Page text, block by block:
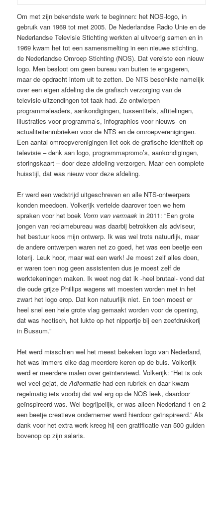
Om met zijn bekendste werk te beginnen: het NOS-logo, in
gebruik van 1969 tot met 2005. De Nederlandse Radio Unie en de
Nederlandse Televisie Stichting werkten al uitvoerig samen en in
1969 kwam het tot een samensmelting in een nieuwe stichting,
de Nederlandse Omroep Stichting (NOS). Dat vereiste een nieuw
logo. Men besloot om geen bureau van buiten te engageren,
maar de opdracht intern uit te zetten. De NTS beschikte namelijk
over een eigen afdeling die de grafisch verzorging van de
televisie-uitzendingen tot taak had. Ze ontwierpen
programmaleaders, aankondigingen, tussentitels, aftitelingen,
illustraties voor programma’s, infographics voor nieuws- en
actualiteitenrubrieken voor de NTS en de omroepverenigingen.
Een aantal omroepverenigingen liet ook de grafische identiteit op
televisie – denk aan logo, programmapromo’s, aankondigingen,
storingskaart – door deze afdeling verzorgen. Maar een complete
huisstijl, dat was nieuw voor deze afdeling.
Er werd een wedstrijd uitgeschreven en alle NTS-ontwerpers
konden meedoen. Volkerijk vertelde daarover toen we hem
spraken voor het boek Vorm van vermaak in 2011: “Een grote
jongen van reclamebureau was daarbij betrokken als adviseur,
het bestuur koos mijn ontwerp. Ik was wel trots natuurlijk, maar
de andere ontwerpen waren net zo goed, het was een beetje een
loterij. Leuk hoor, maar wat een werk! Je moest zelf alles doen,
er waren toen nog geen assistenten dus je moest zelf de
werktekeningen maken. Ik weet nog dat ik -heel brutaal- vond dat
die oude grijze Phillips wagens wit moesten worden met in het
zwart het logo erop. Dat kon natuurlijk niet. En toen moest er
heel snel een hele grote vlag gemaakt worden voor de opening,
dat was hectisch, het lukte op het nippertje bij een zeefdrukkerij
in Bussum.”
Het werd misschien wel het meest bekeken logo van Nederland,
het was immers elke dag meerdere keren op de buis. Volkerijk
werd er meerdere malen over geïnterviewd. Volkerijk: “Het is ook
wel veel gejat, deAdformatie had een rubriek en daar kwam
regelmatig iets voorbij dat wel erg op de NOS leek, daardoor
geïnspireerd was. Wel begrijpelijk, er was alleen Nederland 1 en 2
een beetje creatieve ondernemer werd hierdoor geïnspireerd.” Als
dank voor het extra werk kreeg hij een gratificatie van 500 gulden
bovenop op zijn salaris.